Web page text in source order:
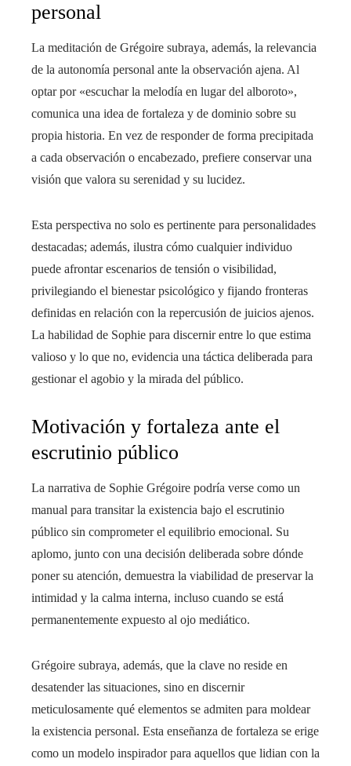
personal
La meditación de Grégoire subraya, además, la relevancia
de la autonomía personal ante la observación ajena. Al
optar por «escuchar la melodía en lugar del alboroto»,
comunica una idea de fortaleza y de dominio sobre su
propia historia. En vez de responder de forma precipitada
a cada observación o encabezado, prefiere conservar una
visión que valora su serenidad y su lucidez.
Esta perspectiva no solo es pertinente para personalidades
destacadas; además, ilustra cómo cualquier individuo
puede afrontar escenarios de tensión o visibilidad,
privilegiando el bienestar psicológico y fijando fronteras
definidas en relación con la repercusión de juicios ajenos.
La habilidad de Sophie para discernir entre lo que estima
valioso y lo que no, evidencia una táctica deliberada para
gestionar el agobio y la mirada del público.
Motivación y fortaleza ante el
escrutinio público
La narrativa de Sophie Grégoire podría verse como un
manual para transitar la existencia bajo el escrutinio
público sin comprometer el equilibrio emocional. Su
aplomo, junto con una decisión deliberada sobre dónde
poner su atención, demuestra la viabilidad de preservar la
intimidad y la calma interna, incluso cuando se está
permanentemente expuesto al ojo mediático.
Grégoire subraya, además, que la clave no reside en
desatender las situaciones, sino en discernir
meticulosamente qué elementos se admiten para moldear
la existencia personal. Esta enseñanza de fortaleza se erige
como un modelo inspirador para aquellos que lidian con la